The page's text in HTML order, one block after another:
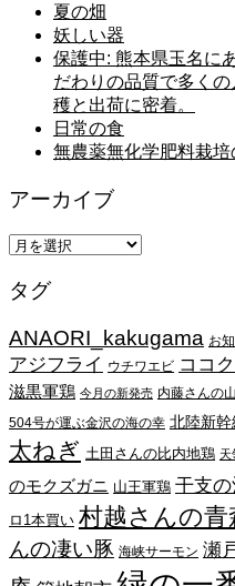
夏の畑
妖しい器
保護中: 熊本県玉名に
だわりの品質で多く
穫と出荷に密着。
日常の食
無農薬無化学肥料栽培
アーカイブ
ア
カ
ブ
タグ
ANAORI_kakugama お
アジフライ ウチワエビ ココ
滋黒軍鶏 今月の新発売 内藤さんの
504号が運ぶ金沢の海の幸 北陸新
太ねぎ 土田さんの比内地鶏 天
のモクズガニ 山王軍鶏 干支
ロ1本買い 村越さんの
んの凄い豚 海峡サーモン 瀬